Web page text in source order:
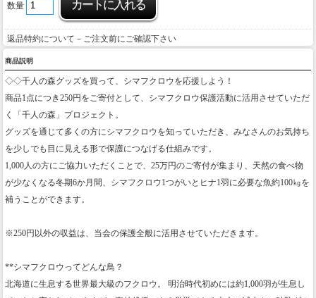
数量
返品特約について－ご注文前にご確認下さい
商品説明
◇◇千人の森グッズを買って、シマフクロウを応援しよう！
商品1点につき250円をご寄付として、シマフクロウ保護活動に活用させていただ
く「千人の森」プロジェクト。
グッズを通じて多くの方にシマフクロウを知っていただき、みなさんのお気持ち
を少しでも目に見える形で保護につなげる仕組みです。
1,000人の方にご協力いただくことで、25万円のご寄付が集まり、天然の食べ物
が少なくなる冬期6か月間、シマフクロウ1つがいとヒナ1羽に必要な魚約100㎏を
補うことができます。
※250円以外の収益は、当会の保護全般に活用させていただきます。
**シマフクロウってどんな鳥？
北海道に生息する世界最大級のフクロウ。 明治時代初めには約1,000羽が生息し